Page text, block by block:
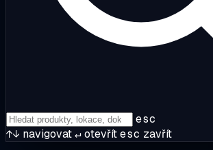
esc
↑↓ navigovat↵otevřítesc zavřít